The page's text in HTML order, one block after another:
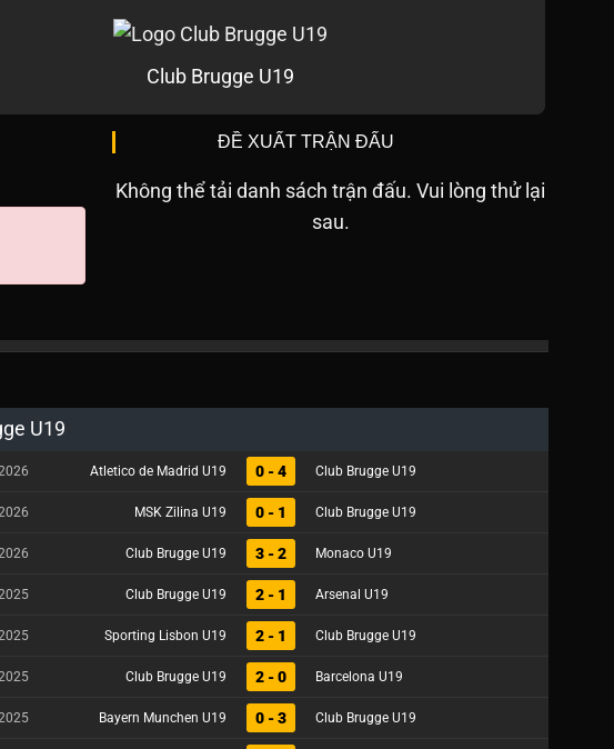
Club Brugge U19
ĐỀ XUẤT TRẬN ĐẤU
Không thể tải danh sách trận đấu. Vui lòng thử lại
sau.
U19
Atletico de Madrid U19 0 - 4 Club Brugge U19
MSK Zilina U19 0 - 1 Club Brugge U19
Club Brugge U19 3 - 2 Monaco U19
Club Brugge U19 2 - 1 Arsenal U19
Sporting Lisbon U19 2 - 1 Club Brugge U19
Club Brugge U19 2 - 0 Barcelona U19
Bayern Munchen U19 0 - 3 Club Brugge U19